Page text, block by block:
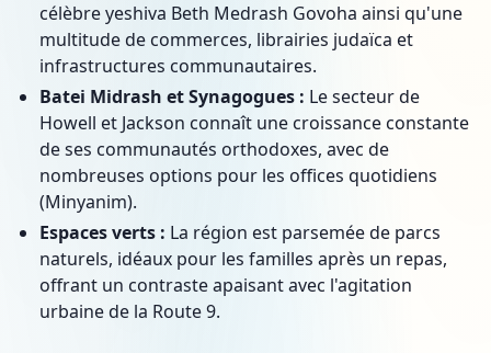
célèbre yeshiva Beth Medrash Govoha ainsi qu'une
multitude de commerces, librairies judaïca et
infrastructures communautaires.
Batei Midrash et Synagogues : Le secteur de
Howell et Jackson connaît une croissance constante
de ses communautés orthodoxes, avec de
nombreuses options pour les offices quotidiens
(Minyanim).
Espaces verts : La région est parsemée de parcs
naturels, idéaux pour les familles après un repas,
offrant un contraste apaisant avec l'agitation
urbaine de la Route 9.